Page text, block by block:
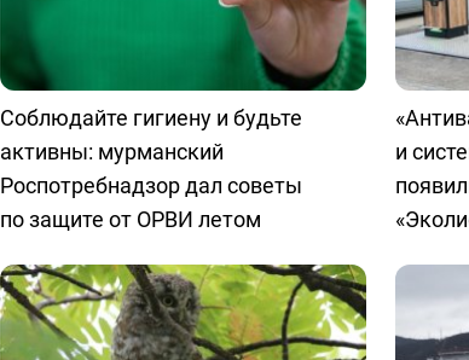
Соблюдайте гигиену и будьте
активны: мурманский
Роспотребнадзор дал советы
по защите от ОРВИ летом
и